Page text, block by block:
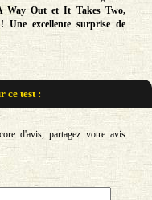
Way Out et It Takes Two,
Une excellente surprise de
ce test :
d'avis, partagez votre avis